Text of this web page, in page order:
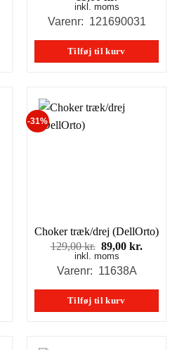
inkl. moms
Varenr: 121690031
Tilføj til kurv
-31%
Choker træk/drej (DellOrto)
129,00kr. Den
oprindelige
pris
129,00 kr..
89,00kr.
89,00
inkl. moms
Varenr: 11638A
Tilføj til kurv